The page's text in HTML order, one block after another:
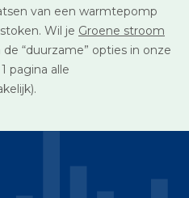
van een warmtepomp
Wil je Groene stroom
de “duurzame” opties in onze
pagina alle